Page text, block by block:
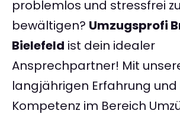
problemlos und stressfrei zu
bewältigen? Umzugsprofi
Bielefeld ist dein idealer
Ansprechpartner! Mit
langjährigen Erfahrung
Kompetenz im Bereich